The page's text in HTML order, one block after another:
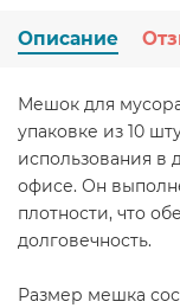
Описание
Мешок для
упаковке из 10
использования в
офисе. Он
плотности, что
долговечность.
Размер мешка